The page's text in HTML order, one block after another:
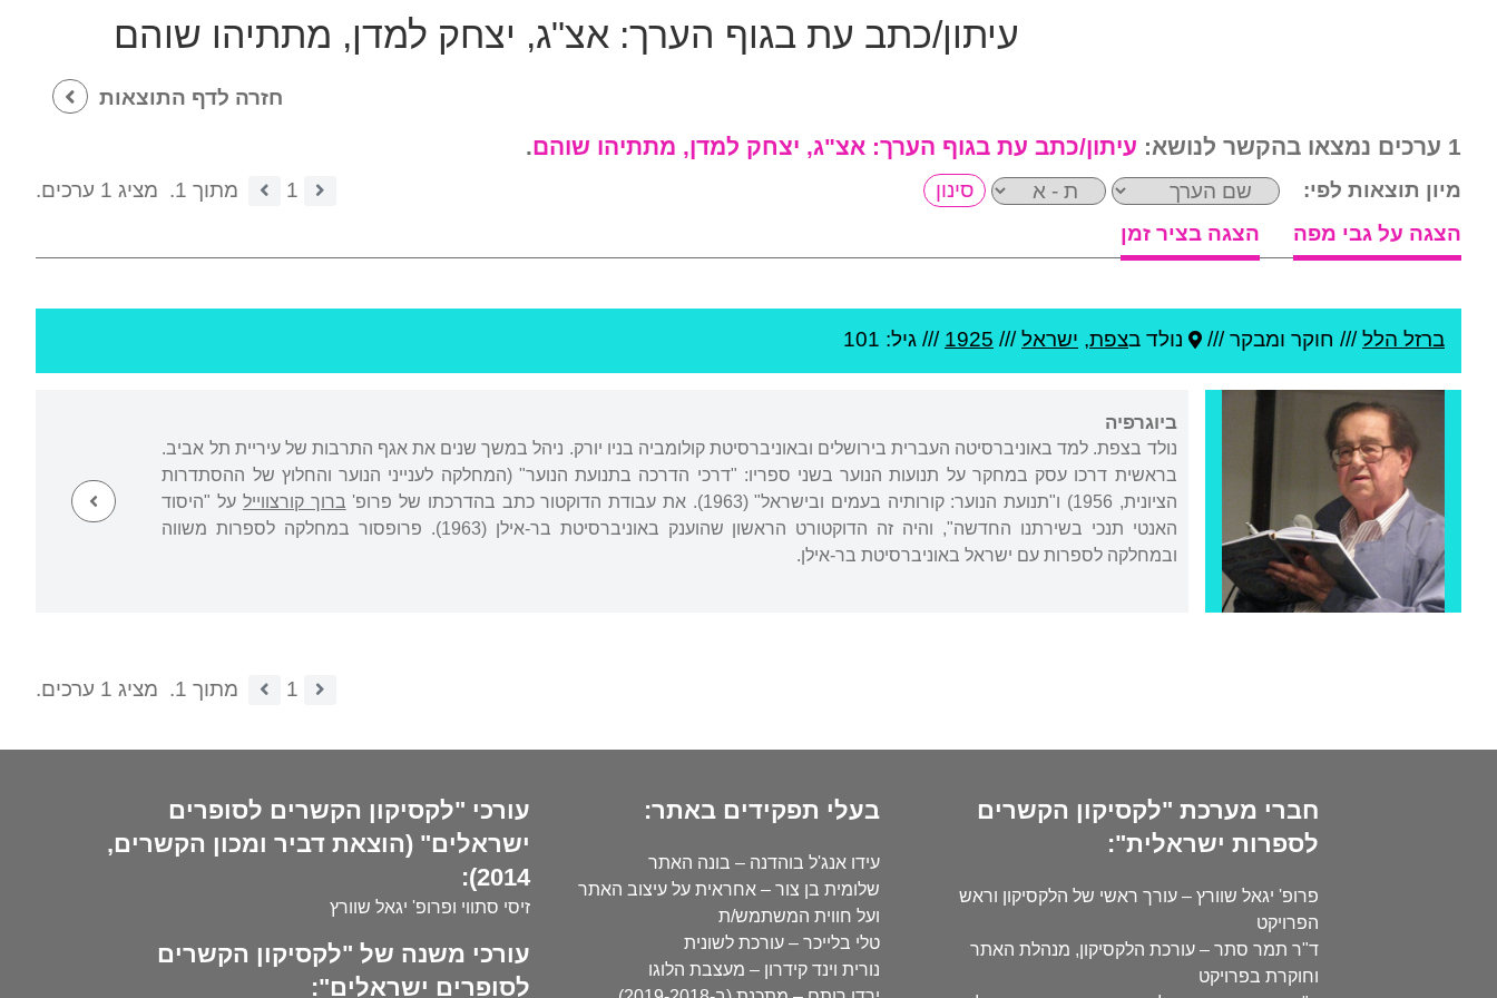
עיתון/כתב עת בגוף הערך: אצ"ג, יצחק למדן, מתתיהו שוהם
חזרה לדף התוצאות
1 ערכים נמצאו בהקשר לנושא: עיתון/כתב עת בגוף הערך: אצ"ג, יצחק למדן, מתתיהו שוהם.
מיון תוצאות לפי: 1 מתוך 1.
מציג 1 ערכים.
הצגה על גבי מפה
הצגה בציר זמן
ברזל הלל/// חוקר ומבקר /// נולד בצפת, ישראל///
1925 /// גיל: 101
ביוגרפיה
נולד בצפת. למד באוניברסיטה העברית בירושלים ובאוניברסיטת קולומביה בניו יורק. ניהל במשך שנים את אגף התרבות של עיריית תל אביב.
בראשית דרכו עסק במחקר על תנועות הנוער בשני ספריו: "דרכי הדרכה בתנועת הנוער" (המחלקה לענייני הנוער והחלוץ של ההסתדרות
הציונית, 1956) ו"תנועת הנוער: קורותיה בעמים ובישראל" (1963). את עבודת הדוקטור כתב בהדרכתו של פרופ'
ברוך קורצווייל על "היסוד
האנטי תנכי בשירתנו החדשה", והיה זה הדוקטורט הראשון שהוענק באוניברסיטת בר-אילן (1963). פרופסור במחלקה לספרות משווה
ובמחלקה לספרות עם ישראל באוניברסיטת בר-אילן.
1 מתוך 1. מציג 1 ערכים.
חברי מערכת "לקסיקון הקשרים
לספרות ישראלית":
פרופ' יגאל שוורץ – עורך ראשי של הלקסיקון וראש
הפרויקט
ד"ר תמר סתר – עורכת הלקסיקון, מנהלת האתר
וחוקרת בפרויקט
בעלי תפקידים באתר:
עידו אנג'ל בוהדנה – בונה האתר
שלומית בן צור – אחראית על עיצוב האתר
ועל חווית המשתמש/ת
טלי בלייכר – עורכת לשונית
נורית וינד קידרון – מעצבת הלוגו
עורכי "לקסיקון הקשרים לסופרים
ישראלים" (הוצאת דביר ומכון הקשרים,
2014):
זיסי סתווי ופרופ' יגאל שוורץ
עורכי משנה של "לקסיקון הקשרים
לסופרים ישראלים":